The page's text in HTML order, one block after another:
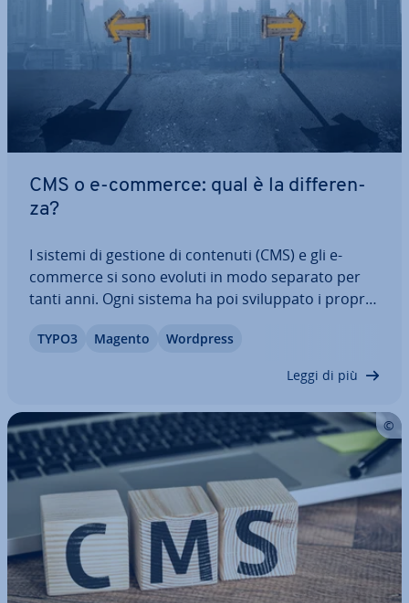
CMS o e-commerce: qual è la dif­fe­ren­
za?
I sistemi di gestione di contenuti (CMS) e gli e-
commerce si sono evoluti in modo separato per
tanti anni. Ogni sistema ha poi svi­lup­pa­to i propri
Commerce” tuttavia si tende a fare ri­fe­ri­men­to a
TYPO3 Magento Wordpress
Leggi di più